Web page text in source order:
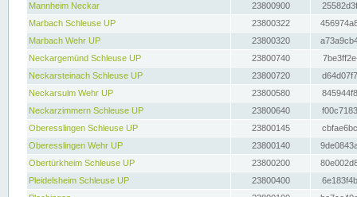
Mannheim Neckar
23800900
Marbach Schleuse UP
23800322
Marbach Wehr UP
23800320
Neckargemünd Schleuse UP
23800740
Neckarsteinach Schleuse UP
23800720
Neckarsulm Wehr UP
23800580
Neckarzimmern Schleuse UP
23800640
Oberesslingen Schleuse UP
23800145
Oberesslingen Wehr UP
23800140
Obertürkheim Schleuse UP
23800200
Pleidelsheim Schleuse UP
23800400